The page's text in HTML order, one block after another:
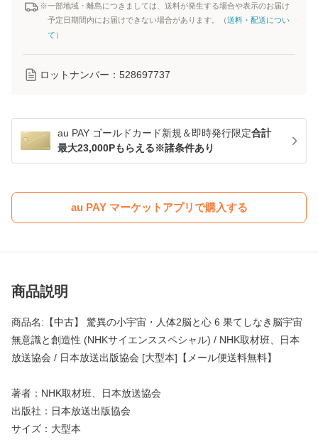
※一部地域・離島につきましては、送料が発生する場合や表示のお届け
予定日期間内にお届けできない場合があります。（送料・配送につい
て ）
ロットナンバー： 528697737
au PAY ゴールドカード新規＆即時発行限定合計
最大23,000Pもらえる※諸条件あり
au PAY マーケットアプリで購入する
商品説明
商品名:【中古】 驚異の小宇宙・人体2脳と心 6 果てしなき脳宇宙
無意識と創造性 (NHKサイエンススペシャル) / NHK取材班、日本
放送協会 / 日本放送出版協会 [大型本]【メール便送料無料】
著者：NHK取材班、日本放送協会
出版社：日本放送出版協会
サイズ：大型本